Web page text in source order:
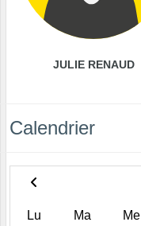
JULIE RENAUD
Calendrier
Lu Ma Me